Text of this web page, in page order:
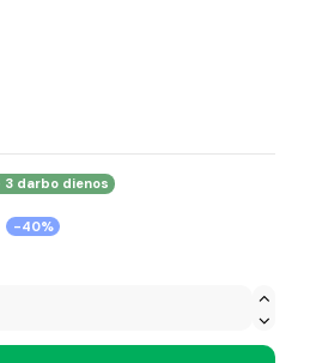
darbo dienos
-40%